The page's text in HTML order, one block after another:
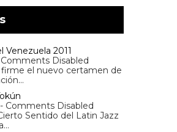
Venezuela 2011
Comments Disabled
firme el nuevo certamen de
Comments Disabled
Sentido del Latin Jazz